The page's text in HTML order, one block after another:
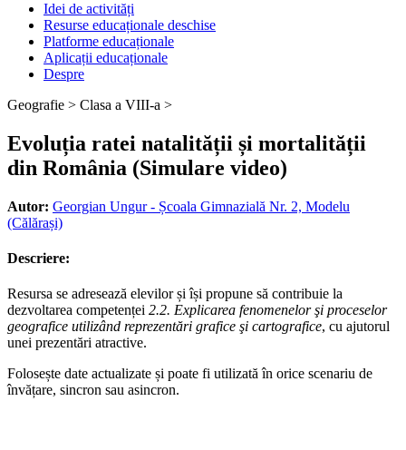
Idei de activități
Resurse educaționale deschise
Platforme educaționale
Aplicații educaționale
Despre
Geografie > Clasa a VIII-a >
Evoluția ratei natalității și mortalității
din România (Simulare video)
Autor: Georgian Ungur - Școala Gimnazială Nr. 2, Modelu
(Călărași)
Descriere:
Resursa se adresează elevilor și își propune să contribuie la
dezvoltarea competenței 2.2. Explicarea fenomenelor şi proceselor
geografice utilizând reprezentări grafice şi cartografice, cu ajutorul
unei prezentări atractive.
Folosește date actualizate și poate fi utilizată în orice scenariu de
învățare, sincron sau asincron.